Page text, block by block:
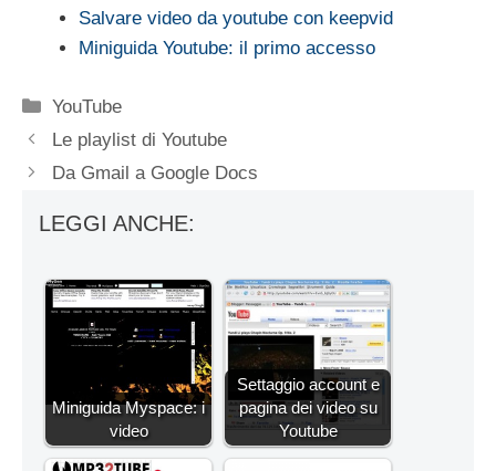
Salvare video da youtube con keepvid
Miniguida Youtube: il primo accesso
Categorie
YouTube
Le playlist di Youtube
Da Gmail a Google Docs
LEGGI ANCHE:
Miniguida Myspace: i
video
Settaggio account e
pagina dei video su
Youtube